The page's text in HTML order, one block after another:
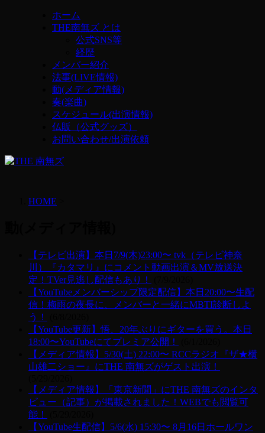
ホーム
THE南無ズ とは
公式SNS等
経歴
メンバー紹介
法事(LIVE情報)
動(メディア情報)
奏(楽曲)
スケジュール(出演情報)
仏販（公式グッズ）
お問い合わせ/出演依頼
HOME
【テレビ出演】本日7/9(木)23:00〜 tvk（テレビ神奈
川）『カタマリ』にコメント動画出演＆MV放送決
定！TVer見逃し配信もあり！
【YouTubeメンバーシップ限定配信】本日20:00〜生配
信！梅雨の夜長に、メンバーと一緒にMBTI診断しよ
う！
【YouTube更新】悟、20年ぶりにギターを買う。本日
18:00〜YouTubeにてプレミア公開！
【メディア情報】5/30(土) 22:00〜 RCCラジオ『ザ★横
山雄二ショー』にTHE 南無ズがゲスト出演！
【メディア情報】「東京新聞」にTHE 南無ズのインタ
ビュー（記事）が掲載されました！WEBでも閲覧可
能！
【YouTube生配信】5/6(水) 15:30〜 8月16日ホールワン